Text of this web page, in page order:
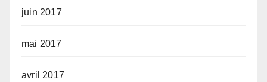
juin 2017
mai 2017
avril 2017